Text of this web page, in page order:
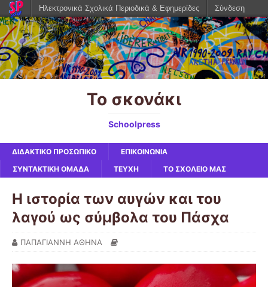
Το σκονάκι
Schoolpress
ΔΙΔΑΚΤΙΚΟ ΠΡΟΣΩΠΙΚΟ
ΕΠΙΚΟΙΝΩΝΙΑ
ΣΥΝΤΑΚΤΙΚΗ ΟΜΑΔΑ
ΤΕΥΧΗ ΤΟ ΣΧΟΛΕΙΟ ΜΑΣ
Η ιστορία των αυγών και του
λαγού ως σύμβολα του Πάσχα
ΠΑΠΑΓΙΑΝΝΗ ΑΘΗΝΑ
Ηλεκτρονικά Σχολικά Περιοδικά & Εφημερίδες Σύνδεση